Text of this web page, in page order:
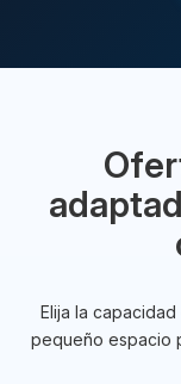
Elija la
pequeño espacio